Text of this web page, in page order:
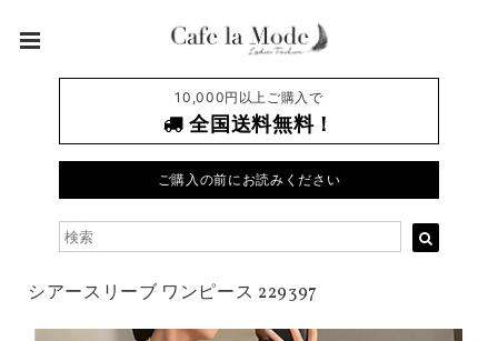
10,000円以上ご購入で
全国送料無料！
ご購入の前にお読みください
シアースリーブ ワンピース 229397